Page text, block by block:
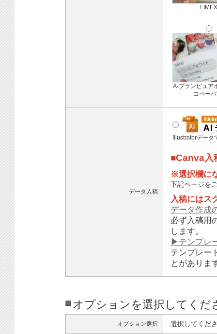
A-プランピュア
コペー
データ入稿
Illustratorデータ
■Canva入
※選択欄に
下記ページを
入稿にはス
データ作成
必ず入稿用
します。
▶テンプレ
テンプレー
とがありま
オプションを選択してくだ
オプション選択 選択してくだ